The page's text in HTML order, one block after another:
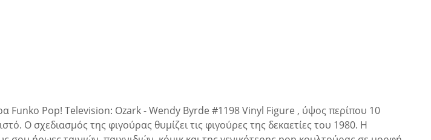
Funko Pop! Television: Ozark - Wendy Byrde #1198 Vinyl Figure , ύψος περίπου 10
Ο σχεδιασμός της φιγούρας θυμίζει τις φιγούρες της δεκαετίες του 1980. Η